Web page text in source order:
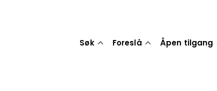
Søk Foreslå Åpen tilgang